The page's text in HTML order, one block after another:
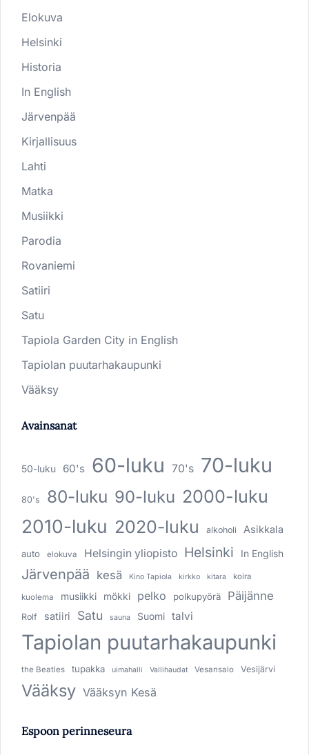
Elokuva
Helsinki
Historia
In English
Järvenpää
Kirjallisuus
Lahti
Matka
Musiikki
Parodia
Rovaniemi
Satiiri
Satu
Tapiola Garden City in English
Tapiolan puutarhakaupunki
Vääksy
Avainsanat
50-luku 60's 60-luku 70's 70-luku
80's 80-luku 90-luku 2000-luku
2010-luku 2020-luku alkoholi Asikkala
auto elokuva Helsingin yliopisto Helsinki In English
Järvenpää kesä Kino Tapiola kirkko kitara koira
kuolema musiikki mökki pelko polkupyörä Päijänne
Rolf satiiri Satu sauna Suomi talvi
Tapiolan puutarhakaupunki
the Beatles tupakka uimahalli Vallihaudat Vesansalo Vesijärvi
Vääksy Vääksyn Kesä
Espoon perinneseura